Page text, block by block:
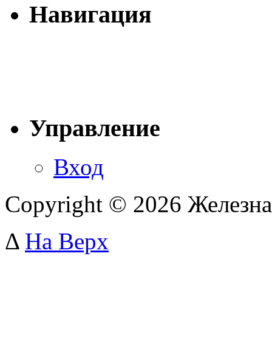
Навигация
Управление
Вход
Copyright © 2026
Δ На Верх